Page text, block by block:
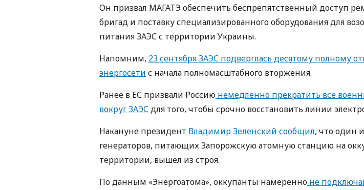
Он призвал МАГАТЭ обеспечить беспрепятственный доступ
бригад и поставку специализированного оборудования для
питания ЗАЭС с территории Украины.
Напомним, 23 сентября ЗАЭС подверглась десятому полному
энергосети с начала полномасштабного вторжения.
Ранее в ЕС призвали Россию немедленно прекратить все
вокруг ЗАЭСдля того, чтобы срочно восстановить линии
Накануне президент Владимир Зеленский сообщил, что один
генераторов, питающих Запорожскую атомную станцию ​​на
территории, вышел из строя.
По данным «Энергоатома», оккупанты намеренно не